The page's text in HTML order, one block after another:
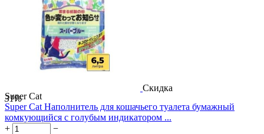
Скидка
31%
Super Cat
Super Cat Наполнитель для кошачьего туалета бумажный
комкующийся с голубым индикатором ...
+
−